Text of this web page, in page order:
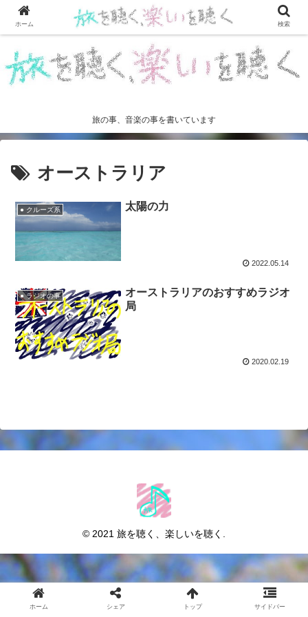
旅の事、音楽の事を書いています
オーストラリア
● クルーズ系 太陽の力
2022.05.14
● ラジオの事
オーストラリアのおすすめラジオ
局
2020.02.19
© 2021 旅を聴く、楽しいを聴く.
ホーム 検索
ホーム シェア トップ サイドバー